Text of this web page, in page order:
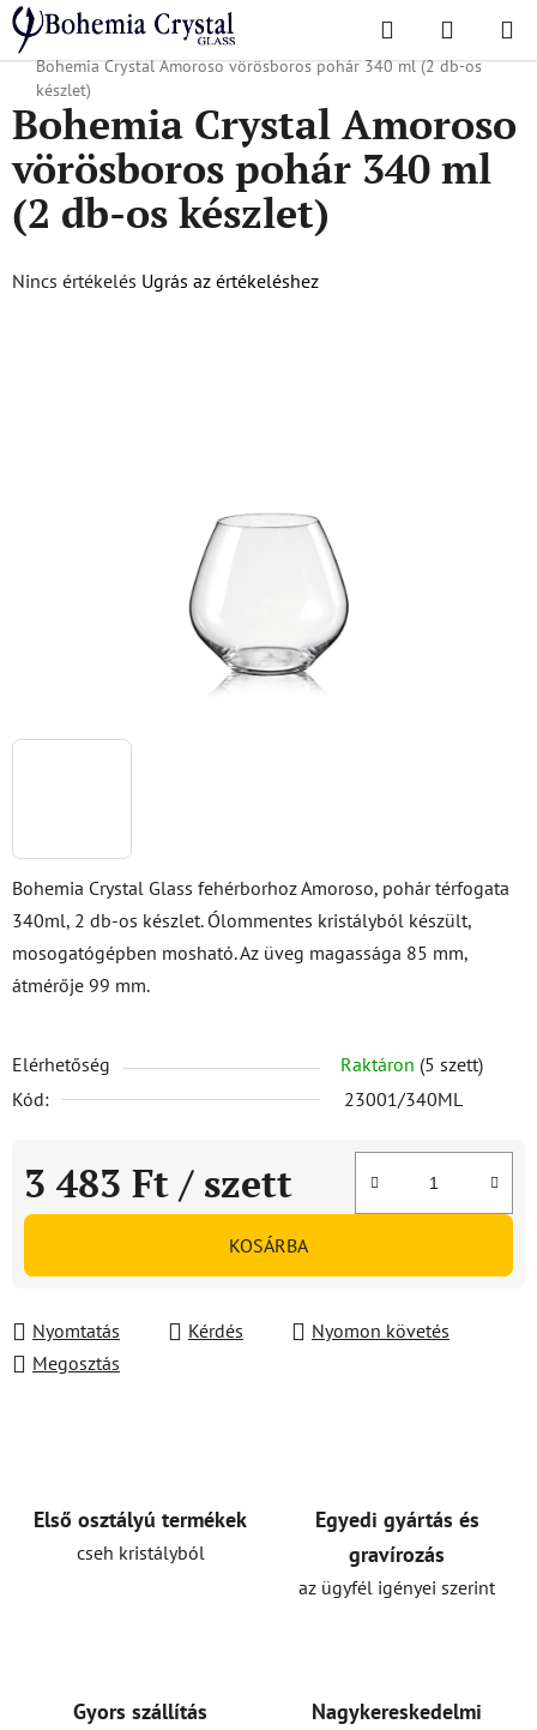
Ugrás
fő
tartalomhoz
Keresés KOSÁR
Kezdőlap
/ Népszerű kollekciók / Karácsonyi ajánlat Karácsonyi áruk
/
Bohemia Crystal Amoroso vörösboros pohár 340 ml (2 db-os
készlet)
Bohemia Crystal Glass fehérborhoz Amoroso, pohár térfogata
340ml, 2 db-os készlet. Ólommentes kristályból készült,
mosogatógépben mosható. Az üveg magassága 85 mm,
átmérője 99 mm.
Elérhetőség Raktáron (5 szett)
Kód:
23001/340ML
3 483 Ft / szett
Egységár:
KOSÁRBA
Nyomtatás Kérdés
Nyomon követés
Megosztás
Bohemia Crystal Amoroso
vörösboros pohár 340 ml
(2 db-os készlet)
A
Nincs értékelés Ugrás az értékeléshez
Első osztályú termékek
cseh kristályból
Egyedi gyártás és
gravírozás
az ügyfél igényei szerint
Gyors szállítás
Nagykereskedelmi